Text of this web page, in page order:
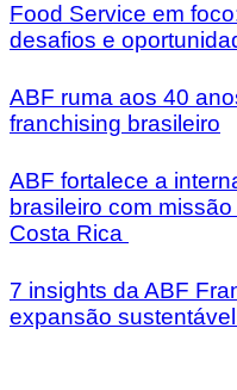
Food Service em
desafios e
ABF ruma aos 40
franchising brasileiro
ABF fortalece a
brasileiro com
Costa Rica
7 insights da ABF
expansão